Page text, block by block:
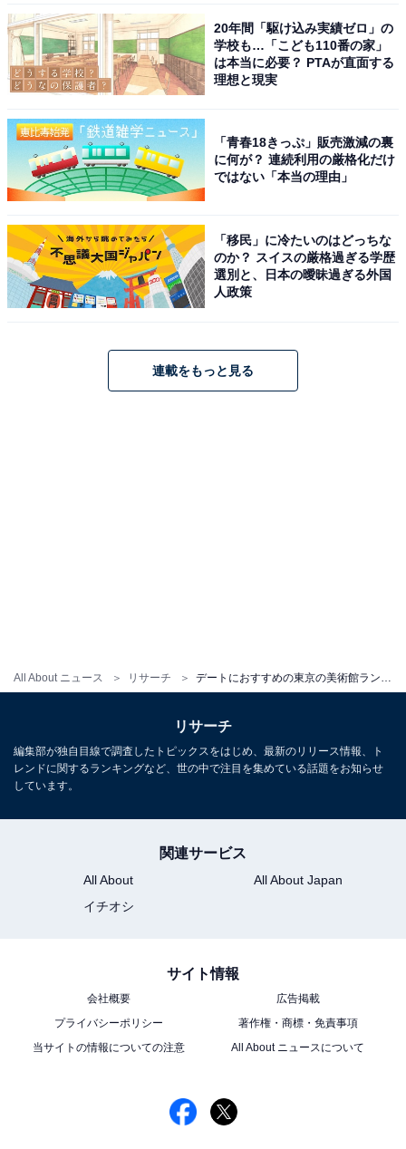
All About ニュース リサーチ
店内の厨房で作る熱々のカツサンドやホットドッグなど
が食べられる開放感あふれるカフェ「麦わらぼうし」や
緑鮮やかな屋上庭園が併設されているほか、自然豊かな
井の頭恩賜公園内にあるため、美術館周辺で自然を満喫
しながらゆったり過ごせるデートスポットとして人気で
す。
回答者からは、「展示も建物も可愛らしく、誰もが楽し
る」（40代男性／東京都）、「カップル向けの作品が多
くあるため」（20代男性／東京都）、「実際にデートで
行ったが、落ち着いたデートになり、よかった」（30代
※回答者のコメントは原文ママです
この記事の筆者：福島 ゆき プロフィール
アニメや漫画のレビュー、エンタメトピックスなどを中
心に、オールジャンルで執筆中のライター。時々、店舗
次ページ
8位までの全ランキング結果を見
20年間「駆け込み実績ゼロ」の
学校も…「こども110番の家」
は本当に必要？ PTAが直面する
理想と現実
「青春18きっぷ」販売激減の裏
に何が？ 連続利用の厳格化だけ
ではない「本当の理由」
「移民」に冷たいのはどっちな
のか？ スイスの厳格過ぎる学歴
選別と、日本の曖昧過ぎる外国
人政策
連載をもっと見る
リサーチ
編集部が独自目線で調査したトピックスをはじめ、最新のリリース情報、ト
レンドに関するランキングなど、世の中で注目を集めている話題をお知らせ
しています。
関連サービス
All About
All About Japan
イチオシ
サイト情報
会社概要
広告掲載
プライバシーポリシー
著作権・商標・免責事項
当サイトの情報についての注意
All About ニュースについて